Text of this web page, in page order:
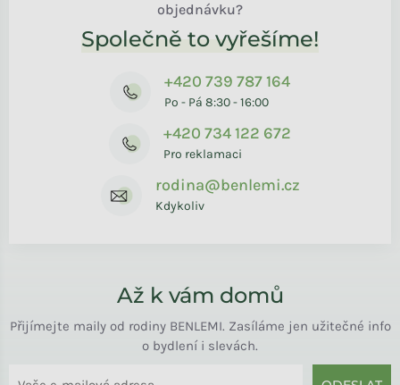
objednávku?
Společně to vyřešíme!
+420 739 787 164
Po - Pá 8:30 - 16:00
+420 734 122 672
Pro reklamaci
rodina@benlemi.cz
Kdykoliv
Až k vám domů
Přijímejte maily od rodiny BENLEMI. Zasíláme jen užitečné info
o bydlení i slevách.